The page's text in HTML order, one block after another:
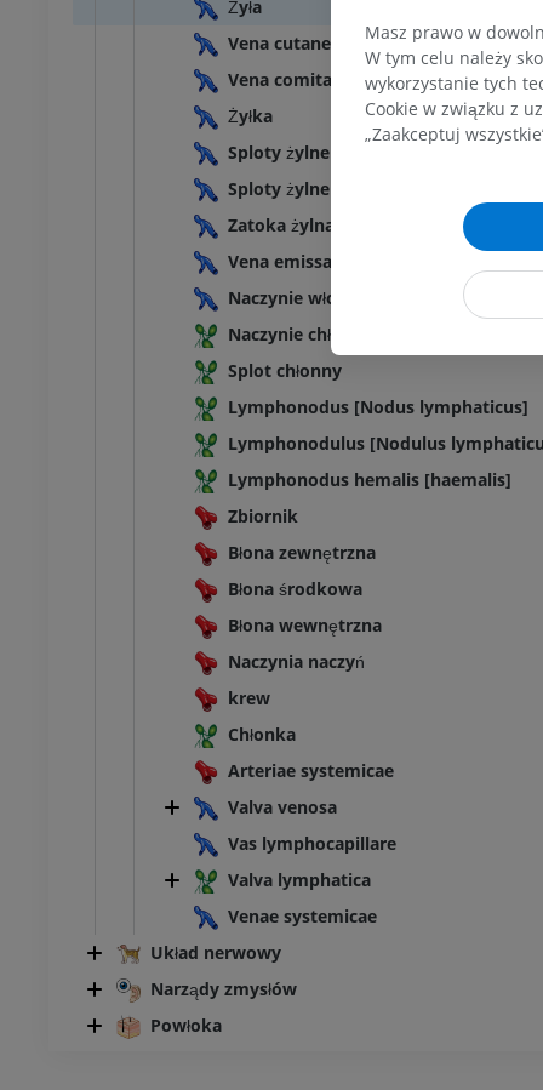
Żyła
Vena cutanea
Vena comitans
Żyłka
Sploty żylne
Sploty żylne
Zatoka żylna
Vena emissaria
Naczynie włosowate
Naczynie chłonne
Splot chłonny
Lymphonodus [Nodus lymphaticus]
Lymphonodulus [Nodulus
Lymphonodus hemalis [haemalis]
Zbiornik
Błona zewnętrzna
Błona środkowa
Błona wewnętrzna
Naczynia naczyń
krew
Chłonka
Arteriae systemicae
Valva venosa
Vas lymphocapillare
Valva lymphatica
Venae systemicae
Układ nerwowy
Narządy zmysłów
Powłoka
Masz prawo w
W tym celu należy
wykorzystanie tych
Cookie w związku z
„Zaakceptuj